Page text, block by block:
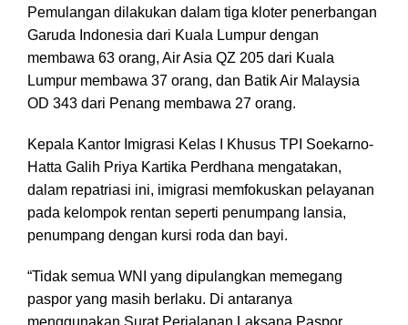
Pemulangan dilakukan dalam tiga kloter penerbangan
Garuda Indonesia dari Kuala Lumpur dengan
membawa 63 orang, Air Asia QZ 205 dari Kuala
Lumpur membawa 37 orang, dan Batik Air Malaysia
OD 343 dari Penang membawa 27 orang.
Kepala Kantor Imigrasi Kelas I Khusus TPI Soekarno-
Hatta Galih Priya Kartika Perdhana mengatakan,
dalam repatriasi ini, imigrasi memfokuskan pelayanan
pada kelompok rentan seperti penumpang lansia,
penumpang dengan kursi roda dan bayi.
“Tidak semua WNI yang dipulangkan memegang
paspor yang masih berlaku. Di antaranya